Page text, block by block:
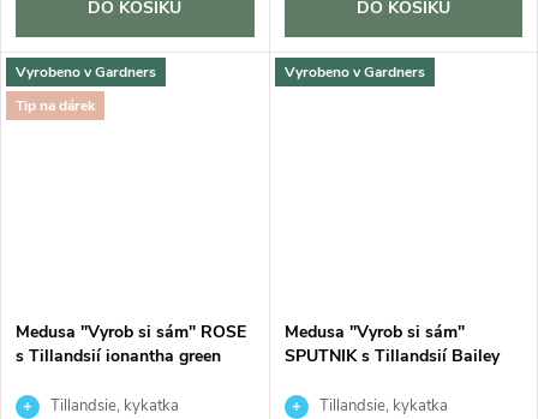
DO KOŠÍKU DO KOŠÍKU
Vyrobeno v Gardners
Tip na dárek
Medusa "Vyrob si sám" ROSE
s Tillandsií ionantha green
Tillandsie, kykatka
Vyrobeno v Gardners
Medusa "Vyrob si sám"
SPUTNIK s Tillandsií Bailey
Tillandsie, kykatka